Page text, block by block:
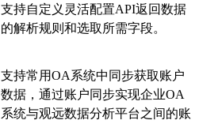
支持自定义灵活配置API返回数据
的解析规则和选取所需字段。
支持常用OA系统中同步获取账户
数据，通过账户同步实现企业OA
系统与观远数据分析平台之间的账